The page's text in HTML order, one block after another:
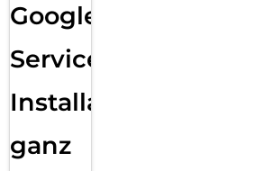
Google
Services
Installation
ganz